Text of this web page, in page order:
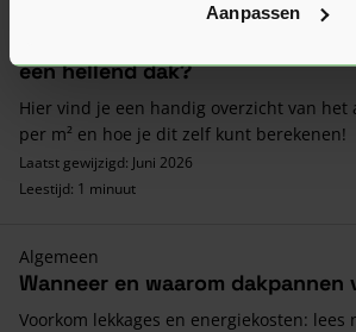
Aanpassen
een hellend dak?
Hier vind je een handig overzicht van het
per m² en hoe je dit zelf kunt berekenen!
Laatst gewijzigd: Juni 2026
Leestijd: 1 minuut
Algemeen
Wanneer en waarom dakpannen
Voorkom lekkages en energiekosten: lees